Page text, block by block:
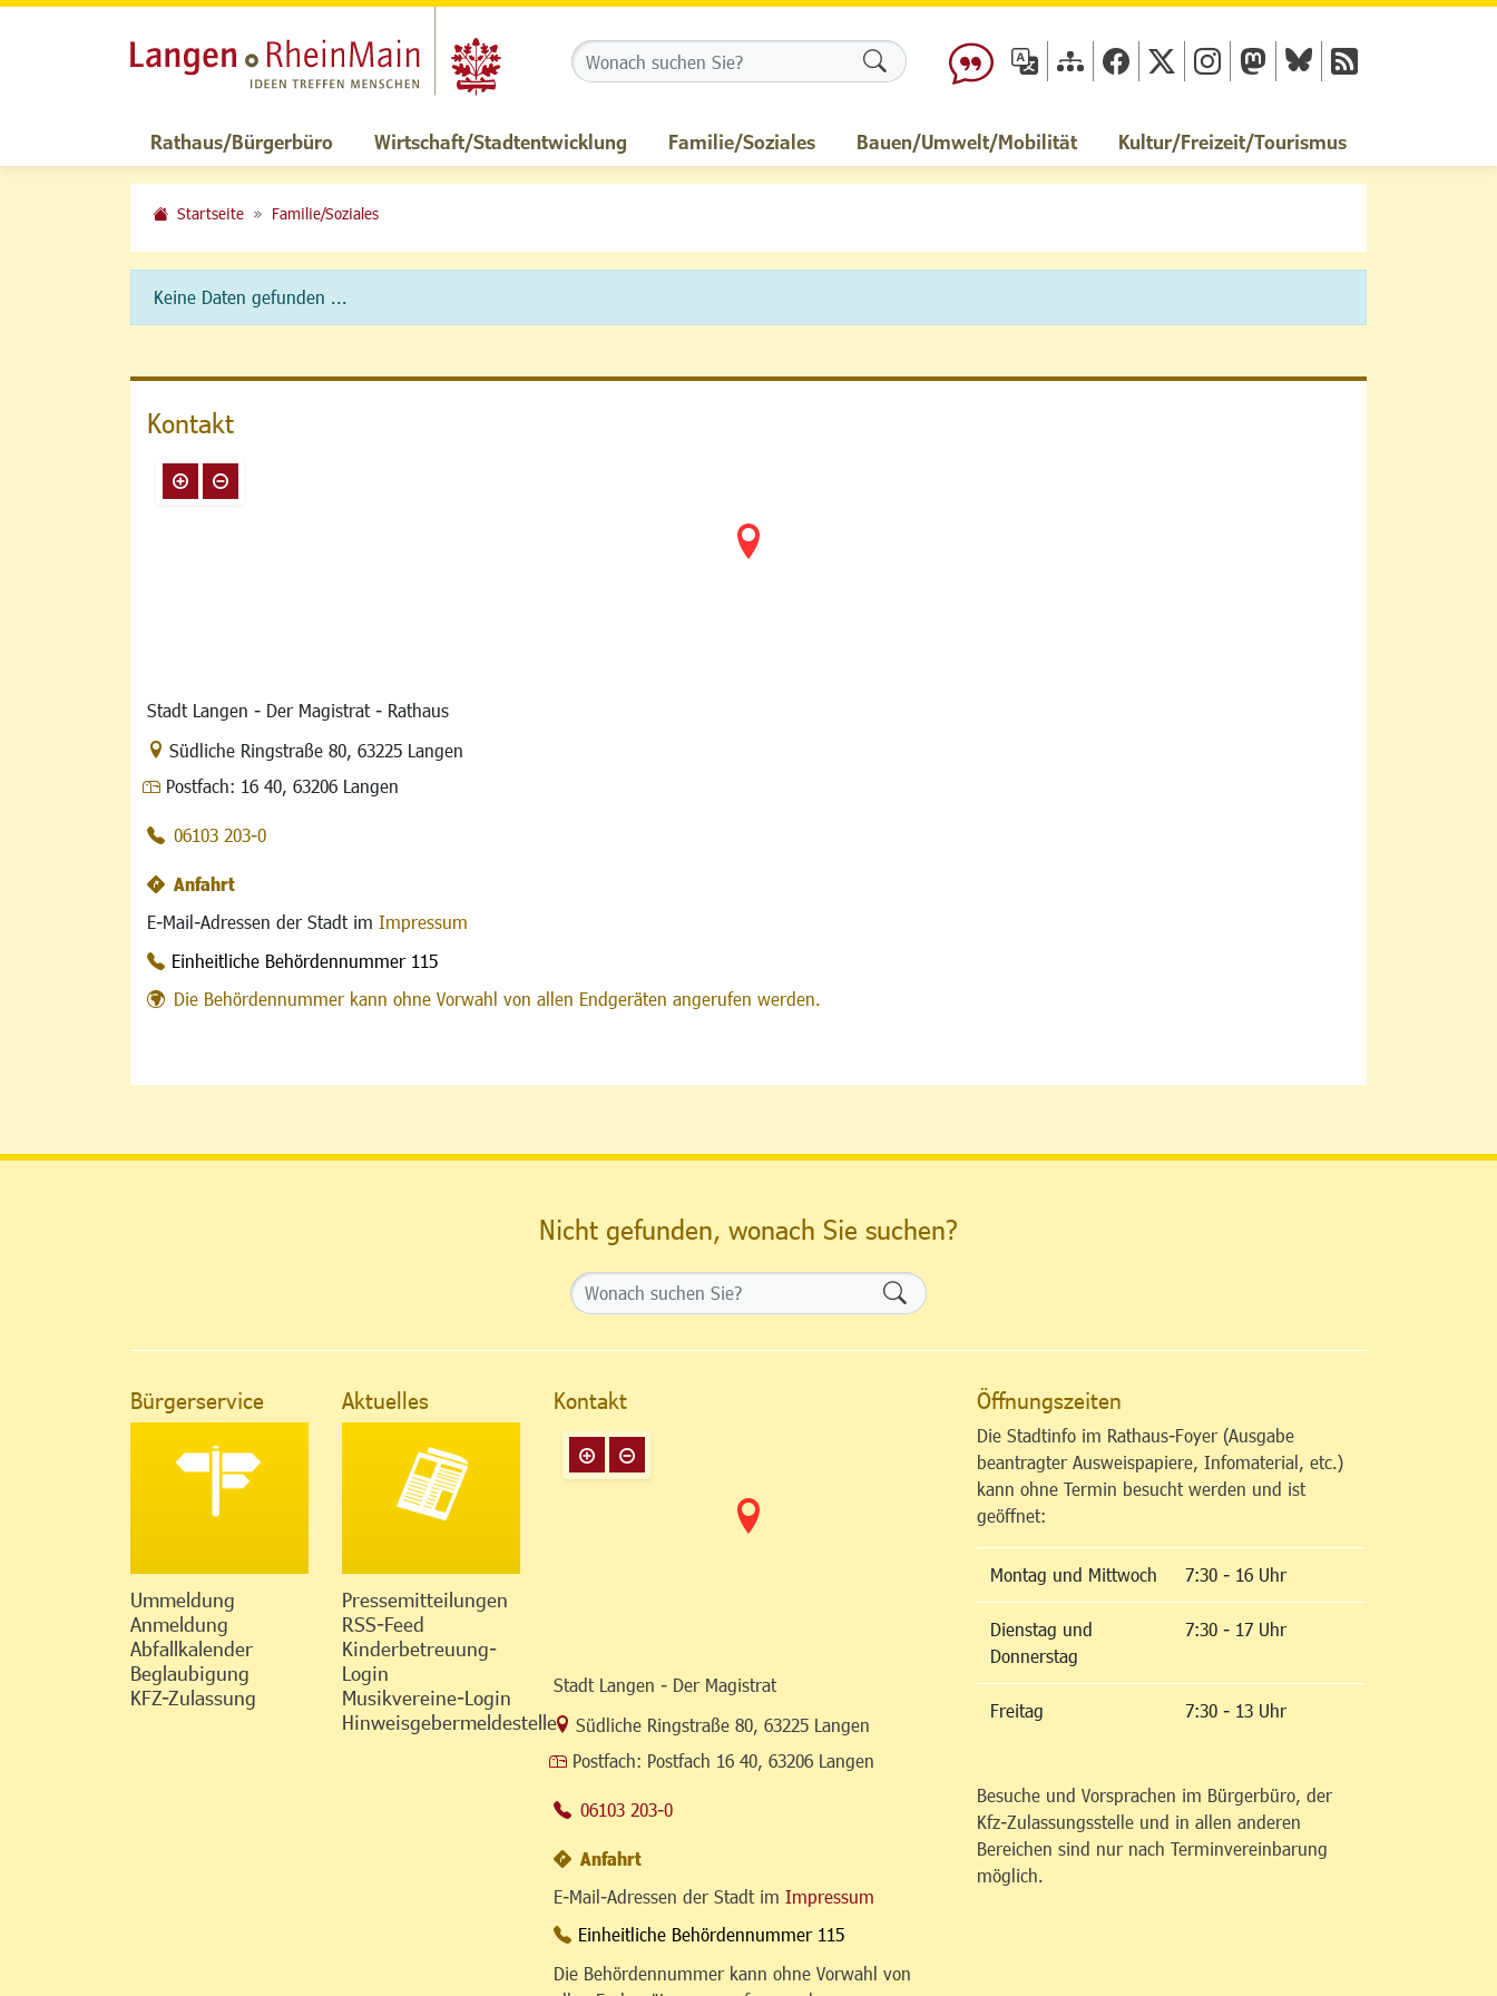
Formularschaltfläche
Rathaus/Bürgerbüro Wirtschaft/Stadtentwicklung Familie/Soziales Bauen/Umwelt/Mobilität Kultur/Freizeit/Tourismus
Startseite Familie/Soziales
Keine Daten gefunden ...
Kontakt
Stadt Langen - Der Magistrat - Rathaus
Link zur Google-Maps Navigation
Südliche Ringstraße 80, 63225 Langen
Postfach: 16 40, 63206 Langen
06103 203-0
Anfahrt
E-Mail-Adressen der Stadt im Impressum
Einheitliche Behördennummer 115
Die Behördennummer kann ohne Vorwahl von allen Endgeräten angerufen werden.
Nicht gefunden, wonach Sie suchen?
Formularschaltfläche
Bürgerservice
Ummeldung
Anmeldung
Abfallkalender
Beglaubigung
KFZ-Zulassung
Aktuelles
Pressemitteilungen
RSS-Feed
Kinderbetreuung-
Login
Musikvereine-Login
Hinweisgebermeldestelle
Kontakt
Stadt Langen - Der Magistrat
Link zur Google-Maps Navigation
Südliche Ringstraße 80 63225 Langen
Postfach: Postfach 16 40, 63206 Langen
06103 203-0
Anfahrt
E-Mail-Adressen der Stadt im Impressum
Einheitliche Behördennummer 115
Die Behördennummer kann ohne Vorwahl von
Öffnungszeiten
Die Stadtinfo im Rathaus-Foyer (Ausgabe
beantragter Ausweispapiere, Infomaterial, etc.)
kann ohne Termin besucht werden und ist
geöffnet:
Montag und Mittwoch 7:30 - 16 Uhr
Dienstag und
Donnerstag
7:30 - 17 Uhr
Freitag 7:30 - 13 Uhr
Besuche und Vorsprachen im Bürgerbüro, der
Kfz-Zulassungsstelle und in allen anderen
Bereichen sind nur nach Terminvereinbarung
möglich.